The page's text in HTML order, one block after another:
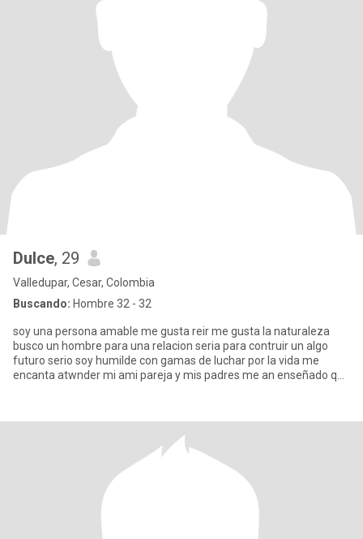
Dulce, 29
Valledupar, Cesar, Colombia
Buscando: Hombre 32 - 32
soy una persona amable me gusta reir me gusta la naturaleza
busco un hombre para una relacion seria para contruir un algo
futuro serio soy humilde con gamas de luchar por la vida me
encanta atwnder mi ami pareja y mis padres me an enseñado que